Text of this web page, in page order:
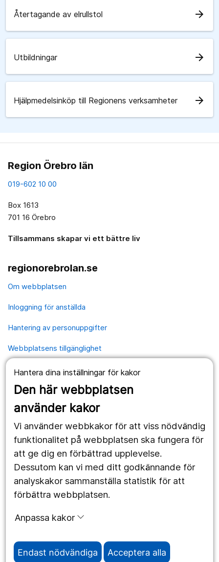
Hantera dina inställningar för kakor
Den här webbplatsen
använder kakor
Vi använder webbkakor för att viss nödvändig
funktionalitet på webbplatsen ska fungera för
att ge dig en förbättrad upplevelse.
Dessutom kan vi med ditt godkännande för
analyskakor sammanställa statistik för att
förbättra webbplatsen.
Anpassa kakor
Endast nödvändiga Acceptera alla
Återtagande av elrullstol arrow_forward
Utbildningar arrow_forward
Hjälpmedelsinköp till Regionens verksamheter arrow_forward
Region Örebro län
019-602 10 00
Box 1613
701 16 Örebro
Tillsammans skapar vi ett bättre liv
regionorebrolan.se
Om webbplatsen
Inloggning för anställda
Hantering av personuppgifter
Webbplatsens tillgänglighet
Våra webbplatser
1177.se
Region Örebro län
Följ oss
Facebook